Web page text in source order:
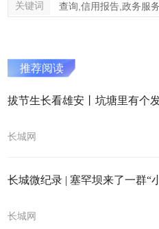
关键词 查询,信用报告,政务服
推荐阅读
拔节生长看雄安丨坑塘里有个
长城网
长城微纪录 | 塞罕坝来了一群“
长城网